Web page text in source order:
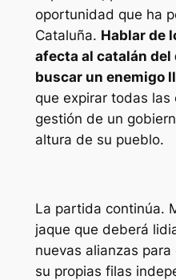
oportunidad que ha
Cataluña. Hablar de
afecta al catalán del
buscar un enemigo
que expirar todas las
gestión de un
altura de su pueblo.
La partida continúa.
jaque que deberá
nuevas alianzas
su propias filas